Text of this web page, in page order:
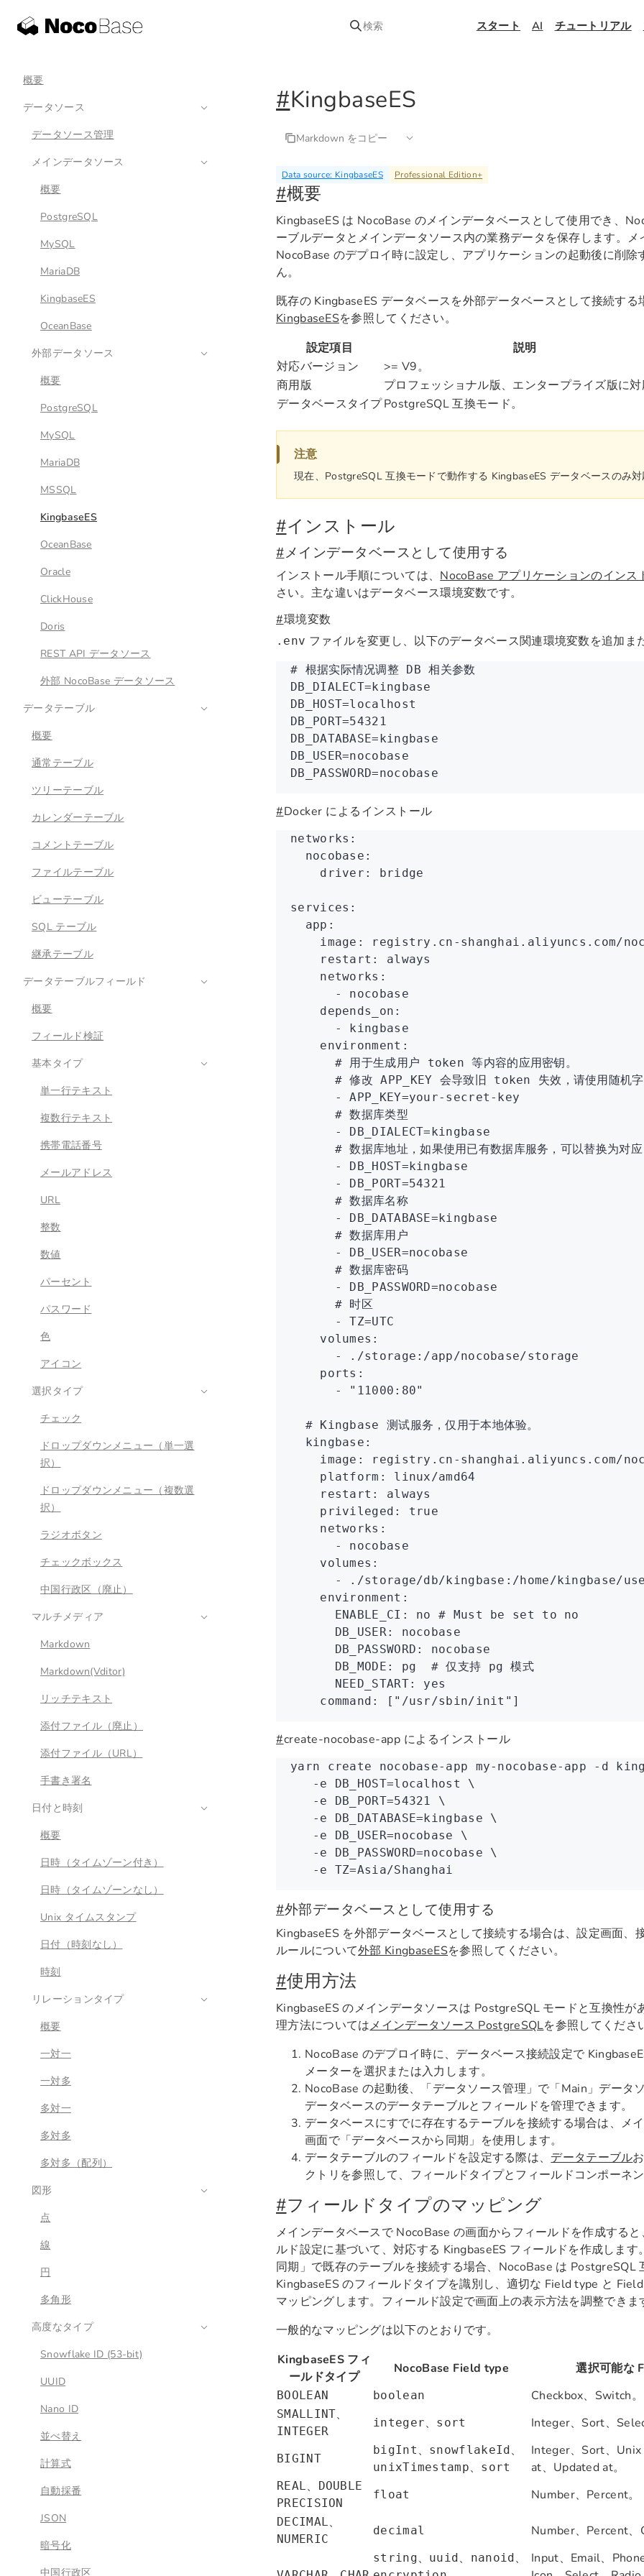
検索 スタート AI チュートリアル
概要
データソース
データソース管理
メインデータソース
概要
PostgreSQL
MySQL
MariaDB
KingbaseES
OceanBase
外部データソース
概要
PostgreSQL
MySQL
MariaDB
MSSQL
KingbaseES
OceanBase
Oracle
ClickHouse
Doris
REST API データソース
外部 NocoBase データソース
データテーブル
概要
通常テーブル
ツリーテーブル
カレンダーテーブル
コメントテーブル
ファイルテーブル
ビューテーブル
SQL テーブル
継承テーブル
データテーブルフィールド
概要
フィールド検証
基本タイプ
単一行テキスト
複数行テキスト
携帯電話番号
メールアドレス
URL
整数
数値
パーセント
パスワード
色
アイコン
選択タイプ
チェック
ドロップダウンメニュー（単一選
択）
ドロップダウンメニュー（複数選
択）
ラジオボタン
チェックボックス
中国行政区（廃止）
マルチメディア
Markdown
Markdown(Vditor)
リッチテキスト
添付ファイル（廃止）
添付ファイル（URL）
手書き署名
日付と時刻
概要
日時（タイムゾーン付き）
日時（タイムゾーンなし）
Unix タイムスタンプ
日付（時刻なし）
時刻
リレーションタイプ
概要
一対一
一対多
多対一
多対多
多対多（配列）
図形
点
線
円
多角形
高度なタイプ
Snowflake ID (53-bit)
UUID
Nano ID
並べ替え
計算式
自動採番
JSON
暗号化
中国行政区
#KingbaseES
Markdown をコピー
Data source: KingbaseES Professional Edition+
#概要
KingbaseES は NocoBase のメインデータベースとして使用でき、
ーブルデータとメインデータソース内の業務データを保存します。メ
NocoBase のデプロイ時に設定し、アプリケーションの起動後に削除
ん。
既存の KingbaseES データベースを外部データベースとして接続する
KingbaseESを参照してください。
設定項目
説明
対応バージョン
>= V9。
商用版
プロフェッショナル版、エンタープライズ版に対
データベースタイプPostgreSQL 互換モード。
注意
現在、PostgreSQL 互換モードで動作する KingbaseES データベースのみ対
#インストール
#メインデータベースとして使用する
インストール手順については、 NocoBase アプリケーションのインス
さい。主な違いはデータベース環境変数です。
#環境変数
.env ファイルを変更し、以下のデータベース関連環境変数を追加ま
# 根据实际情况调整 DB 相关参数
DB_DIALECT= kingbase
DB_HOST=localhost
DB_PORT=54321
DB_DATABASE= kingbase
DB_USER=nocobase
DB_PASSWORD=nocobase
#Docker によるインストール
networks :
  nocobase
:
    driver
: bridge
services :
  app
:
    image
:
registry.cn-shanghai.aliyuncs.com/
    restart
:
always
    networks
:
      -
nocobase
    depends_on
:
      -
kingbase
    environment
:
      # 用于生成用户 token 等内容的应用密钥。
# 修改 APP_KEY 会导致旧 token 失效，请使用随机字
      -
APP_KEY=your-secret-key
      # 数据库类型
      -
DB_DIALECT=kingbase
# 数据库地址，如果使用已有数据库服务，可以替换为对应
      -
DB_HOST=kingbase
      -
DB_PORT=54321
      # 数据库名称
      -
DB_DATABASE=kingbase
      # 数据库用户
      -
DB_USER=nocobase
      # 数据库密码
      -
DB_PASSWORD=nocobase
      # 时区
      -
TZ=UTC
    volumes
:
      -
./storage:/app/nocobase/storage
    ports
:
      -
"11000:80"
  # Kingbase 测试服务，仅用于本地体验。
  kingbase
:
    image
:
registry.cn-shanghai.aliyuncs.com/
    platform
:
linux/amd64
    restart
:
always
    privileged
:
true
    networks
:
      -
nocobase
    volumes
:
      -
./storage/db/kingbase:/home/kingbase/
    environment
:
      ENABLE_CI
: no # Must be set to no
      DB_USER
:
nocobase
      DB_PASSWORD
:
nocobase
      DB_MODE
: pg
  # 仅支持 pg 模式
      NEED_START
:
yes
    command
: [ "/usr/sbin/init" ]
#create-nocobase-app によるインストール
yarn create nocobase-app my-nocobase-app -d
   -e
DB_HOST=localhost
\
   -e
DB_PORT=54321 \
   -e
DB_DATABASE=kingbase \
   -e
DB_USER=nocobase \
   -e
DB_PASSWORD=nocobase \
   -e
TZ=Asia/Shanghai
#外部データベースとして使用する
KingbaseES を外部データベースとして接続する場合は、設定画面、
ルールについて外部 KingbaseESを参照してください。
#使用方法
KingbaseES のメインデータソースは PostgreSQL モードと互換性が
理方法についてはメインデータソース PostgreSQLを参照してくださ
NocoBase のデプロイ時に、データベース接続設定で
メーターを選択または入力します。
NocoBase の起動後、「データソース管理」で「Main」データ
データベースのデータテーブルとフィールドを管理できます。
データベースにすでに存在するテーブルを接続する場合は、メ
画面で「データベースから同期」を使用します。
データテーブルのフィールドを設定する際は、 データテーブル
クトリを参照して、フィールドタイプとフィールドコンポーネン
#フィールドタイプのマッピング
メインデータベースで NocoBase の画面からフィールドを作成する
ルド設定に基づいて、対応する KingbaseES フィールドを作成します
同期」で既存のテーブルを接続する場合、NocoBase は PostgreSQL
KingbaseES のフィールドタイプを識別し、適切な Field type と
マッピングします。フィールド設定で画面上の表示方法を調整できま
一般的なマッピングは以下のとおりです。
KingbaseES フィ
ールドタイプ
NocoBase Field type 選択可能な
BOOLEAN boolean Checkbox、Switch。
SMALLINT、
INTEGER
integer、 sort Integer、Sort、
BIGINT
bigInt 、 snowflakeId、
unixTimestamp、 sort
Integer、Sort、
at、Updated at。
REAL 、
DOUBLE
PRECISION
float Number、Percent。
DECIMAL 、
NUMERIC
decimal Number、Percent、
string、 uuid、 nanoid、
Input、Email、